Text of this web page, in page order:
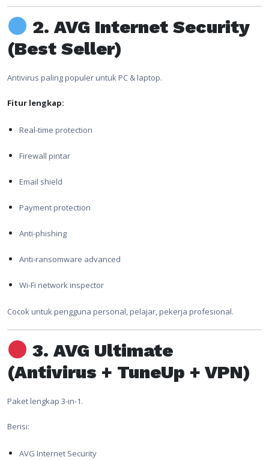
2. AVG Internet Security
(Best Seller)
Antivirus paling populer untuk PC & laptop.
Fitur lengkap:
Real-time protection
Firewall pintar
Email shield
Payment protection
Anti-phishing
Anti-ransomware advanced
Wi-Fi network inspector
Cocok untuk pengguna personal, pelajar, pekerja profesional.
3. AVG Ultimate
(Antivirus + TuneUp + VPN)
Paket lengkap 3-in-1.
Berisi:
AVG Internet Security